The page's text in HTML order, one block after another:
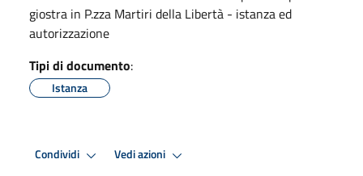
giostra in P.zza Martiri della Libertà - istanza ed
autorizzazione
Tipi di documento:
Istanza
Condividi Vedi azioni